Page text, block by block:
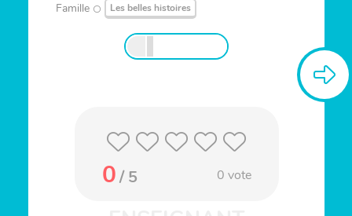
Famille
Les belles histoires
0/ 5 0 vote